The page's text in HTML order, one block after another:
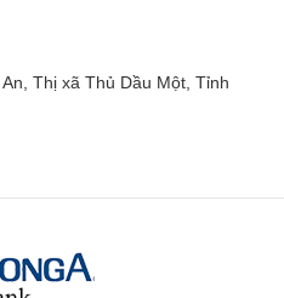
Thị xã Thủ Dầu Một, Tỉnh